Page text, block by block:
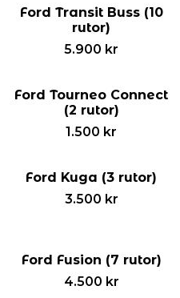
Ford Transit Buss (10
rutor)
5.900 kr
Ford Tourneo Connect
(2 rutor)
1.500 kr
Ford Kuga (3 rutor)
3.500 kr
Ford Fusion (7 rutor)
4.500 kr